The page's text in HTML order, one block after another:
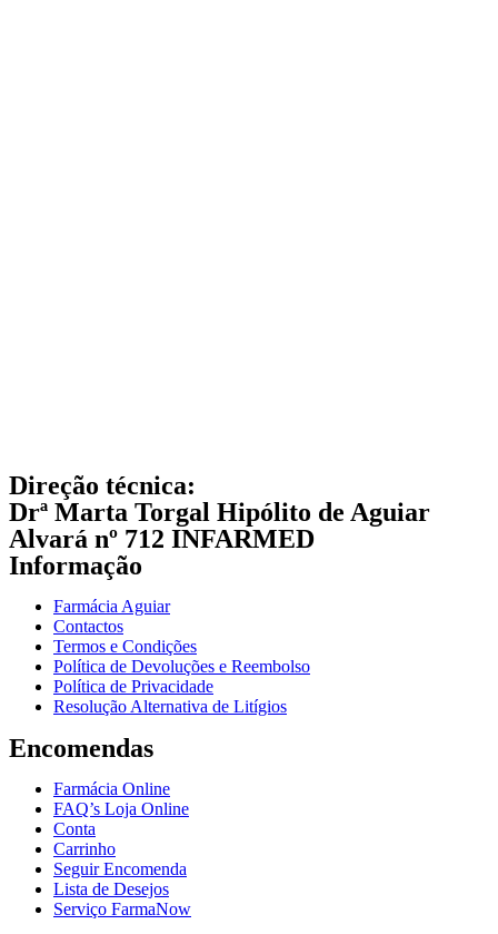
Direção técnica:
Drª Marta Torgal Hipólito de Aguiar
Alvará nº 712 INFARMED
Informação
Farmácia Aguiar
Contactos
Termos e Condições
Política de Devoluções e Reembolso
Política de Privacidade
Resolução Alternativa de Litígios
Encomendas
Farmácia Online
FAQ’s Loja Online
Conta
Carrinho
Seguir Encomenda
Lista de Desejos
Serviço FarmaNow